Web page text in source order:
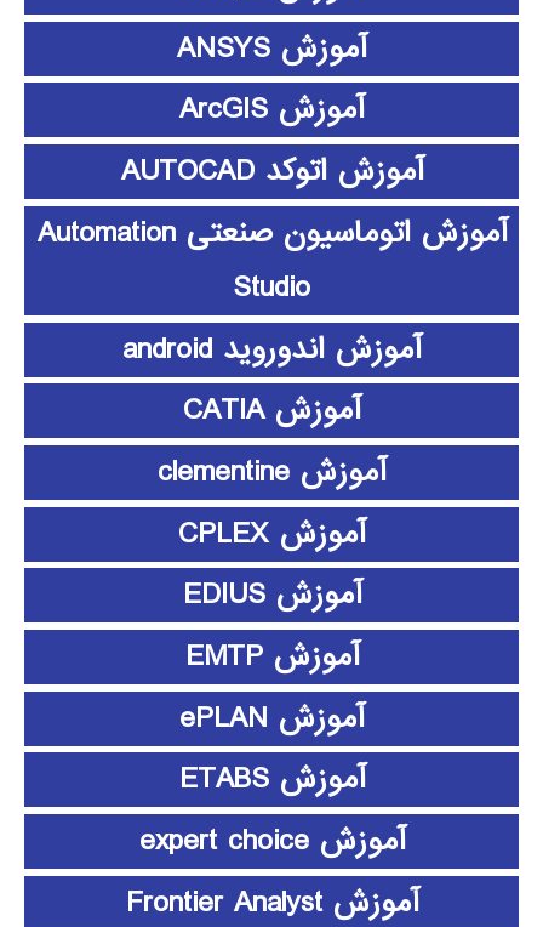
آموزش ANSYS
آموزش ArcGIS
آموزش اتوکد AUTOCAD
آموزش اتوماسیون صنعتی Automation
Studio
آموزش اندوروید android
آموزش CATIA
آموزش clementine
آموزش CPLEX
آموزش EDIUS
آموزش EMTP
آموزش ePLAN
آموزش ETABS
آموزش expert choice
آموزش Frontier Analyst